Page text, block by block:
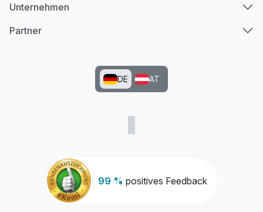
99 % positives Feedback
Unternehmen
Partner
DE AT